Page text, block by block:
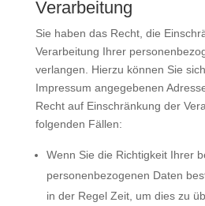
Verarbeitung
Sie haben das Recht, die
Verarbeitung Ihrer
verlangen. Hierzu können Sie
Impressum angegebenen
Recht auf Einschränkung der
folgenden Fällen:
Wenn Sie die Richtigkeit Ihrer
personenbezogenen Daten
in der Regel Zeit, um dies zu